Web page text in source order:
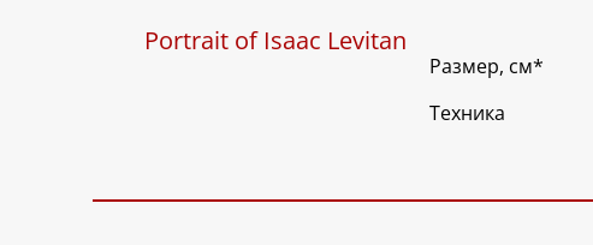
Portrait of Isaac Levitan
Размер, см*
Техника